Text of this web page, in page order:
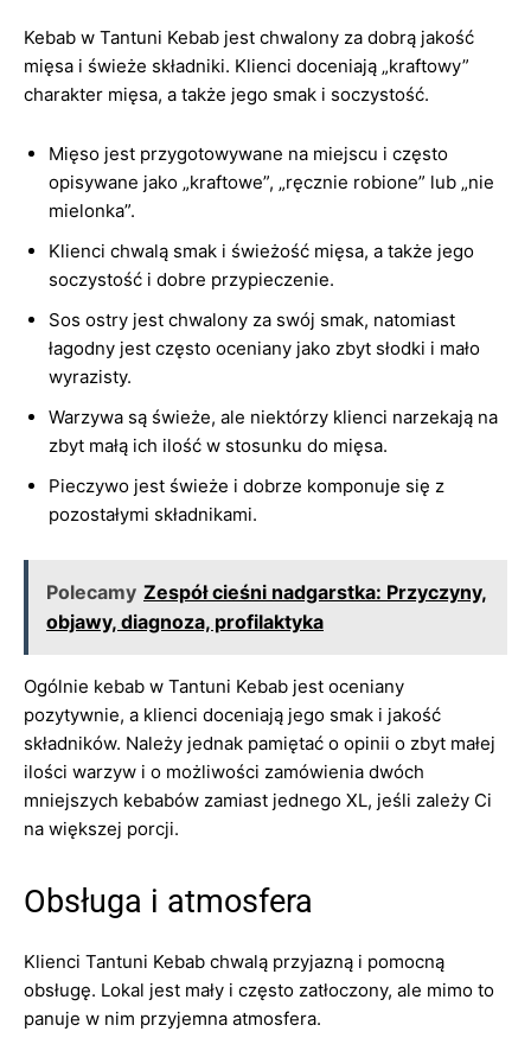
Kebab w Tantuni Kebab jest chwalony za dobrą jakość
mięsa i świeże składniki. Klienci doceniają „kraftowy”
charakter mięsa, a także jego smak i soczystość.
Mięso jest przygotowywane na miejscu i często
opisywane jako „kraftowe”, „ręcznie robione” lub „nie
mielonka”.
Klienci chwalą smak i świeżość mięsa, a także jego
soczystość i dobre przypieczenie.
Sos ostry jest chwalony za swój smak, natomiast
łagodny jest często oceniany jako zbyt słodki i mało
wyrazisty.
Warzywa są świeże, ale niektórzy klienci narzekają na
zbyt małą ich ilość w stosunku do mięsa.
Pieczywo jest świeże i dobrze komponuje się z
pozostałymi składnikami.
Polecamy Zespół cieśni nadgarstka: Przyczyny,
objawy, diagnoza, profilaktyka
Ogólnie kebab w Tantuni Kebab jest oceniany
pozytywnie, a klienci doceniają jego smak i jakość
składników. Należy jednak pamiętać o opinii o zbyt małej
ilości warzyw i o możliwości zamówienia dwóch
mniejszych kebabów zamiast jednego XL, jeśli zależy Ci
na większej porcji.
Obsługa i atmosfera
Klienci Tantuni Kebab chwalą przyjazną i pomocną
obsługę. Lokal jest mały i często zatłoczony, ale mimo to
panuje w nim przyjemna atmosfera.